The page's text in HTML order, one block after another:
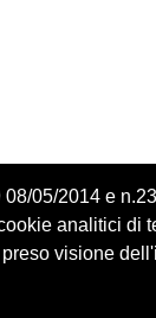
05/2014 e
analitici di
visione